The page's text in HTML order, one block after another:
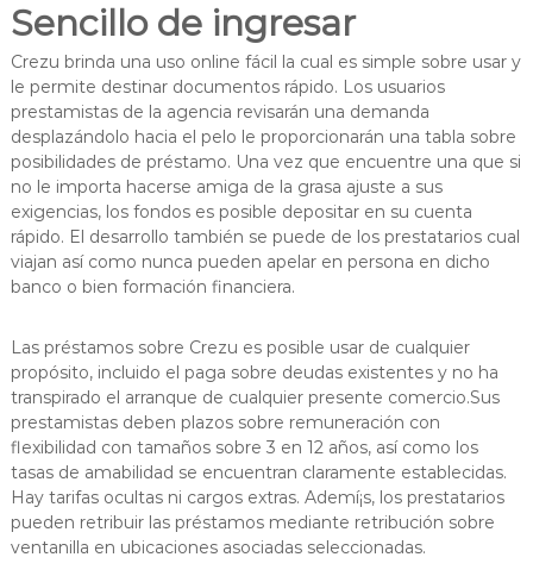
Sencillo de ingresar
Crezu brinda una uso online fácil la cual es simple sobre usar y
le permite destinar documentos rápido. Los usuarios
prestamistas de la agencia revisarán una demanda
desplazándolo hacia el pelo le proporcionarán una tabla sobre
posibilidades de préstamo. Una vez que encuentre una que si
no le importa hacerse amiga de la grasa ajuste a sus
exigencias, los fondos es posible depositar en su cuenta
rápido. El desarrollo también se puede de los prestatarios cual
viajan así­ como nunca pueden apelar en persona en dicho
banco o bien formación financiera.
Las préstamos sobre Crezu es posible usar de cualquier
propósito, incluido el paga sobre deudas existentes y no ha
transpirado el arranque de cualquier presente comercio.Sus
prestamistas deben plazos sobre remuneración con
flexibilidad con tamaños sobre 3 en 12 años, así­ como los
tasas de amabilidad se encuentran claramente establecidas.
Hay tarifas ocultas ni cargos extras. Ademí¡s, los prestatarios
pueden retribuir las préstamos mediante retribución sobre
ventanilla en ubicaciones asociadas seleccionadas.